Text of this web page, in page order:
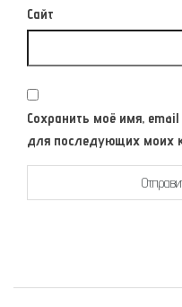
Сайт
Сохранить моё имя,
для последующих моих